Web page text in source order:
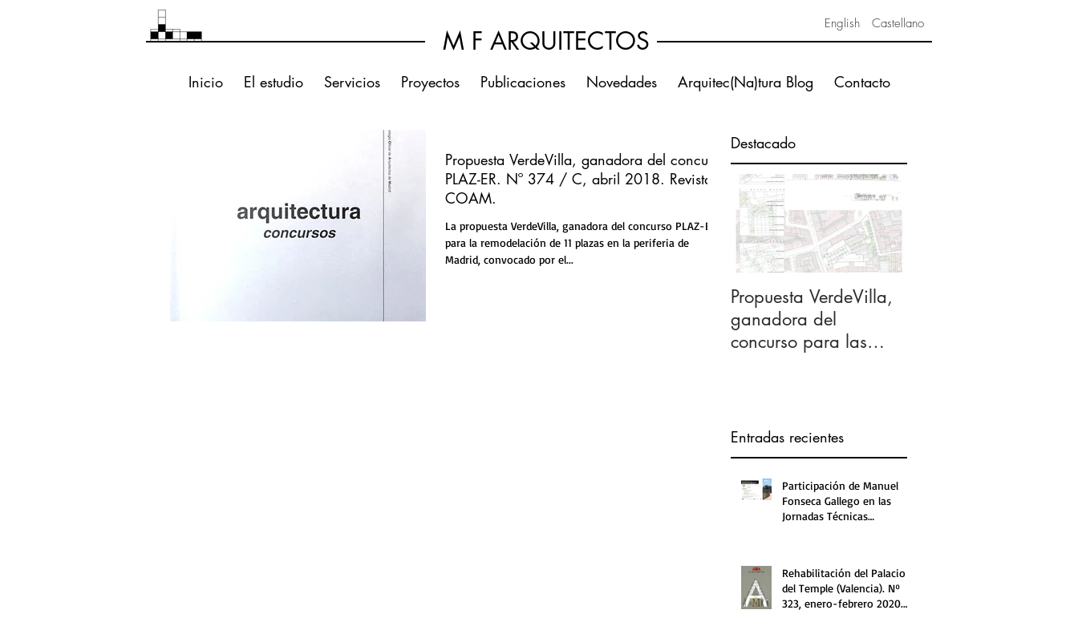
Inicio El estudio Servicios Proyectos Publicaciones Novedades Arquitec(Na)tura Blog Contacto
M F ARQUITECTOS
English Castellano
Propuesta VerdeVilla, ganadora del concurso
PLAZ-ER. Nº 374 / C, abril 2018. Revista
COAM.
La propuesta VerdeVilla, ganadora del concurso PLAZ-ER,
para la remodelación de 11 plazas en la periferia de
Madrid, convocado por el...
Destacado
Propuesta VerdeVilla,
ganadora del
concurso para las
Entradas recientes
Participación de Manuel
Fonseca Gallego en las
Jornadas Técnicas
Rehabilitación del Palacio
del Temple (Valencia). Nº
323, enero-febrero 2020.